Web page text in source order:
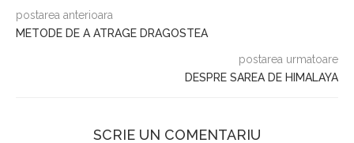
postarea anterioara
METODE DE A ATRAGE DRAGOSTEA
postarea urmatoare
DESPRE SAREA DE HIMALAYA
SCRIE UN COMENTARIU